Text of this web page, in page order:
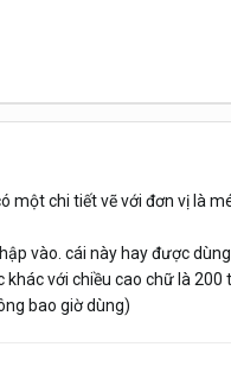
một chi tiết vẽ với đơn vị là
vào. cái này hay được
với chiều cao chữ là 200
bao giờ dùng)